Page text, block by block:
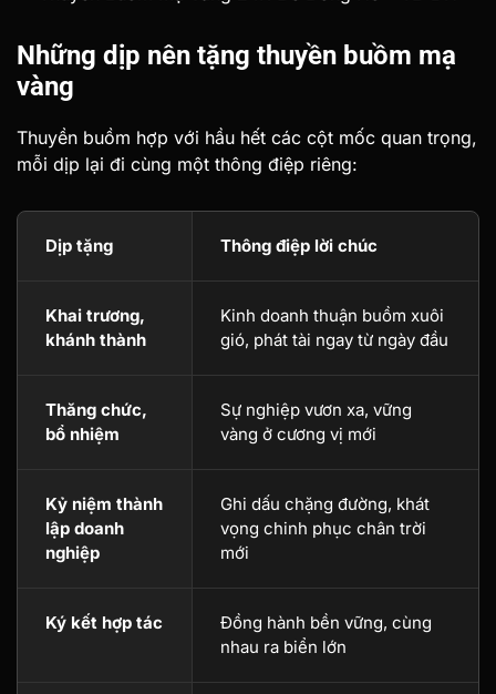
Những dịp nên tặng thuyền buồm mạ
vàng
Thuyền buồm hợp với hầu hết các cột mốc quan trọng,
mỗi dịp lại đi cùng một thông điệp riêng:
Dịp tặng Thông điệp lời chúc
Khai trương,
khánh thành
Kinh doanh thuận buồm xuôi
gió, phát tài ngay từ ngày đầu
Thăng chức,
bổ nhiệm
Sự nghiệp vươn xa, vững
vàng ở cương vị mới
Kỷ niệm thành
lập doanh
nghiệp
Ghi dấu chặng đường, khát
vọng chinh phục chân trời
mới
Ký kết hợp tác
Đồng hành bền vững, cùng
nhau ra biển lớn